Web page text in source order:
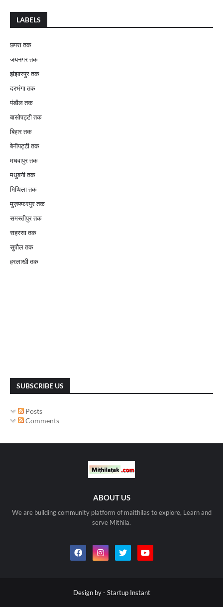
LABELS
छपरा तक
जयनगर तक
झंझारपुर तक
दरभंगा तक
पंडौल तक
बासोपट्टी तक
बिहार तक
बेनीपट्टी तक
मधवापुर तक
मधुबनी तक
मिथिला तक
मुज़फ्फरपुर तक
समस्तीपुर तक
सहरसा तक
सुपौल तक
हरलाखी तक
SUBSCRIBE US
Posts
Comments
ABOUT US
We are building community platform of maithilas to explore, Learn and
serve Mithila.
Design by - Startup Instant